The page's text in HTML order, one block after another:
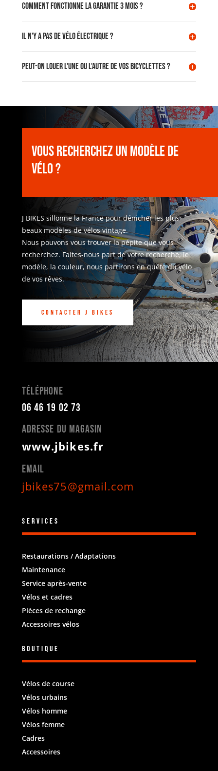
Comment fonctionne la garantie 3 mois ?
Il n'y a pas de vélo électrique ?
Peut-on louer l'une ou l'autre de vos bicyclettes ?
Vous recherchez un modèle de
vélo ?
J BIKES sillonne la France pour dénicher les plus
beaux modèles de vélos vintage.
Nous pouvons vous trouver la pépite que vous
recherchez. Faites-nous part de votre recherche, le
modèle, la couleur, nous partirons en quête du vélo
de vos rêves.
Contacter J BIKES
Téléphone
06 46 19 02 73
Adresse du magasin
www.jbikes.fr
Email
jbikes75@gmail.com
SERVICES
Restaurations / Adaptations
Maintenance
Service après-vente
Vélos et cadres
Pièces de rechange
Accessoires vélos
Boutique
Vélos de course
Vélos urbains
Vélos homme
Vélos femme
Cadres
Accessoires